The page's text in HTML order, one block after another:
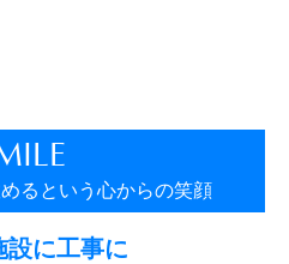
るという心からの笑顔
設に工事に